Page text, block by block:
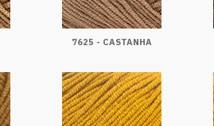
7625 - CASTANHA